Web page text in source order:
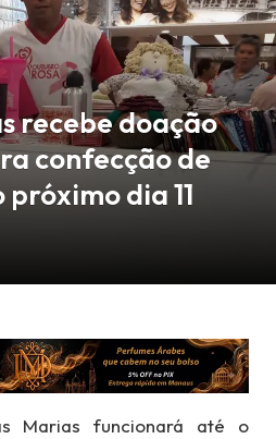
recebe doação
confecção de
dia 11
Marias funcionará até o